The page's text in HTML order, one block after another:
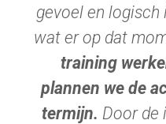
gevoel en
wat er op dat
training
plannen we de
termijn. Door de